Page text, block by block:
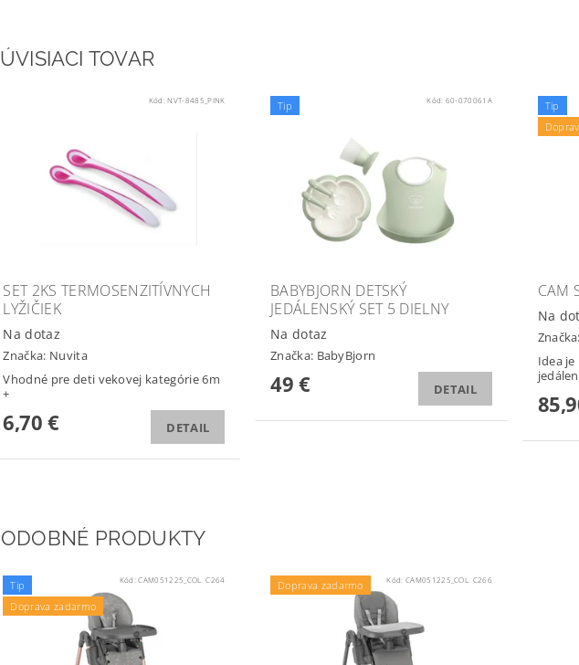
TOVAR
Kód:NVT-8485_PINK
SET 2KS TERMOSENZITÍVNYCH
LYŽIČIEK
Na dotaz
Značka: Nuvita
Vhodné pre deti vekovej kategórie 6m
+
6,70 € DETAIL
Tip Kód: 60-070061A
BABYBJORN DETSKÝ
JEDÁLENSKÝ SET 5 DIELNY
Na dotaz
Značka: BabyBjorn
49 € DETAIL
Tip
CAM
Na
Idea
PRODUKTY
Tip
Doprava zadarmo
Kód:CAM051225_COL. C264 Doprava zadarmo Kód: CAM051225_COL. C266